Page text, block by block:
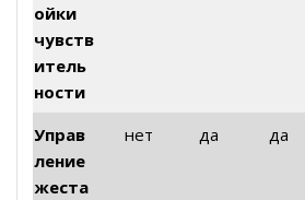
ойки
чувств
итель
ности
Управ
ление
жеста
нет да да